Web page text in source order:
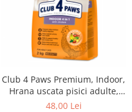
Club 4 Paws Premium, Indoor,
Hrana uscata pisici adulte,
2kg
48,00 Lei